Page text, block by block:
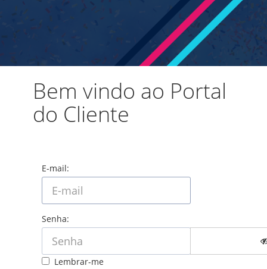
Bem vindo ao Portal
do Cliente
E-mail:
Senha:
Lembrar-me